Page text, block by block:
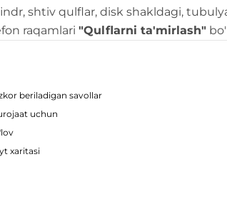
shtiv qulflar, disk shakldagi,
raqamlari "Qulflarni ta'mirlash"
beriladigan savollar
uchun
xaritasi